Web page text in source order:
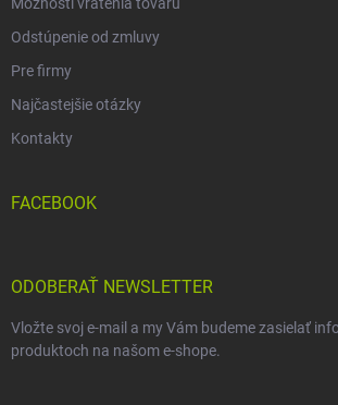
Možnosti vrátenia tovaru
Odstúpenie od zmluvy
Pre firmy
Najčastejšie otázky
Kontakty
FACEBOOK
ODOBERAŤ NEWSLETTER
Vložte svoj e-mail a my Vám budeme zasielať
produktoch na našom e-shope.